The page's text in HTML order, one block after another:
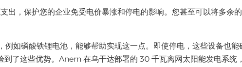
出，保护您的企业免受电价暴涨和停电的影响。您甚至可以将多余的
如磷酸铁锂电池，能够帮助实现这一点。即使停电，这些设备也能
到了这些优势。Anern 在乌干达部署的 30 千瓦离网太阳能发电系统